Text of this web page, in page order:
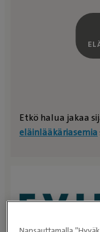
Etkö halua jakaa
eläinlääkäriasemia